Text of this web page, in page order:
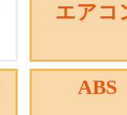
エアコ
ABS